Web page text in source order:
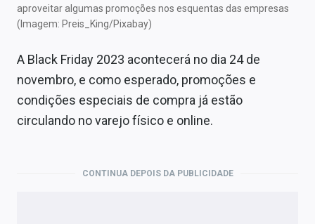
Renda Fixa
Mercados
Economia
aproveitar algumas promoções nos esquentas das empresas
(Imagem: Preis_King/Pixabay)
A Black Friday 2023 acontecerá no dia 24 de
novembro, e como esperado, promoções e
condições especiais de compra já estão
circulando no varejo físico e online.
CONTINUA DEPOIS DA PUBLICIDADE